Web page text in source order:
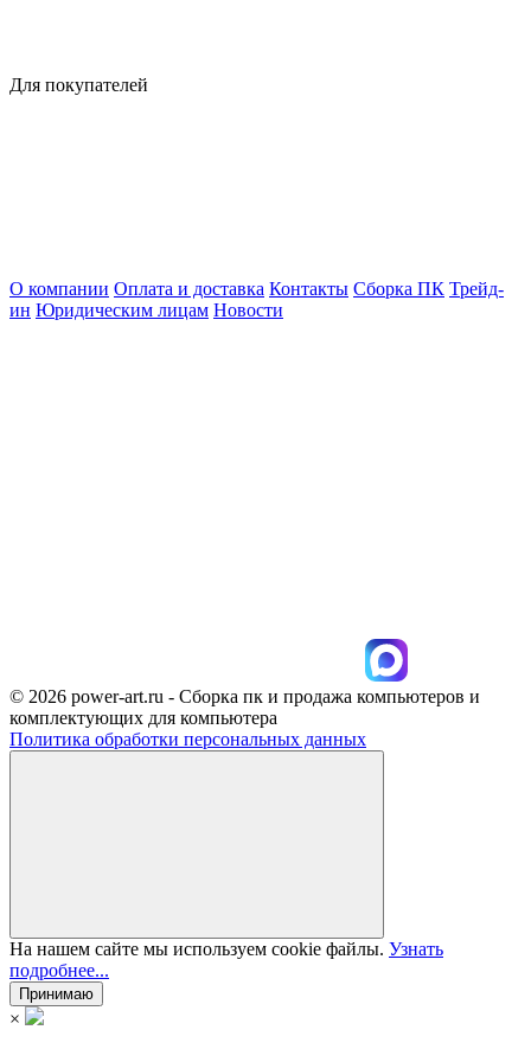
Для покупателей
О компании Оплата и доставка Контакты Сборка ПК Трейд-
ин Юридическим лицам Новости
© 2026 power-art.ru - Сборка пк и продажа компьютеров и
комплектующих для компьютера
Политика обработки персональных данных
На нашем сайте мы используем cookie файлы. Узнать
подробнее...
Принимаю
×